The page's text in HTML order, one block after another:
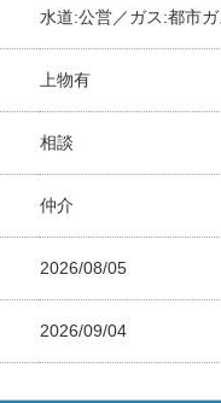
水道:公営／ガス:都市
上物有
相談
仲介
2026/08/05
2026/09/04